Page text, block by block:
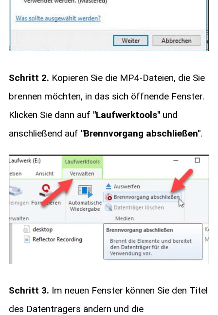
Schritt 2. Kopieren Sie die MP4-Dateien, die Sie
brennen möchten, in das sich öffnende Fenster.
Klicken Sie dann auf "Laufwerktools"und
anschließend auf "Brennvorgang abschließen".
Schritt 3. Im neuen Fenster können Sie den Titel
des Datenträgers ändern und die